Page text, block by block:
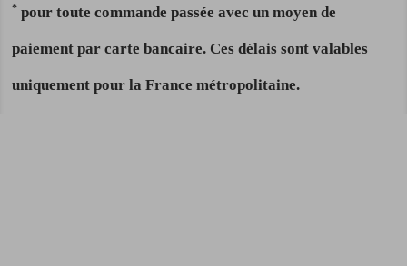
* pour toute commande passée avec un moyen de
paiement par carte bancaire. Ces délais sont valables
uniquement pour la France métropolitaine.